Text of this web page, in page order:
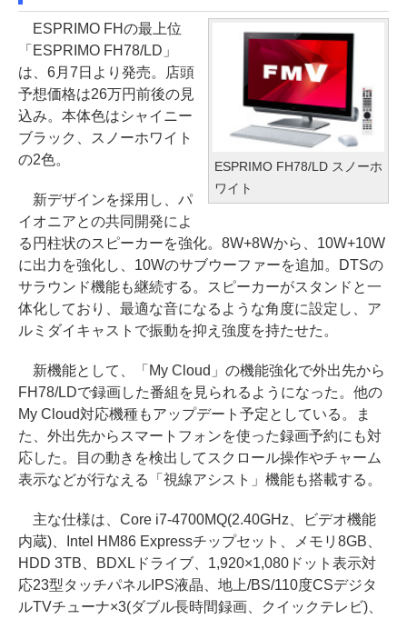
ESPRIMO FH78/LD スノーホ
ワイト
ESPRIMO FHの最上位
「ESPRIMO FH78/LD」
は、6月7日より発売。店頭
予想価格は26万円前後の見
込み。本体色はシャイニー
ブラック、スノーホワイト
の2色。
新デザインを採用し、パ
イオニアとの共同開発によ
る円柱状のスピーカーを強化。8W+8Wから、10W+10W
に出力を強化し、10Wのサブウーファーを追加。DTSの
サラウンド機能も継続する。スピーカーがスタンドと一
体化しており、最適な音になるような角度に設定し、ア
ルミダイキャストで振動を抑え強度を持たせた。
新機能として、「My Cloud」の機能強化で外出先から
FH78/LDで録画した番組を見られるようになった。他の
My Cloud対応機種もアップデート予定としている。ま
た、外出先からスマートフォンを使った録画予約にも対
応した。目の動きを検出してスクロール操作やチャーム
表示などが行なえる「視線アシスト」機能も搭載する。
主な仕様は、Core i7-4700MQ(2.40GHz、ビデオ機能
内蔵)、Intel HM86 Expressチップセット、メモリ8GB、
HDD 3TB、BDXLドライブ、1,920×1,080ドット表示対
応23型タッチパネルIPS液晶、地上/BS/110度CSデジタ
ルTVチューナ×3(ダブル長時間録画、クイックテレビ)、